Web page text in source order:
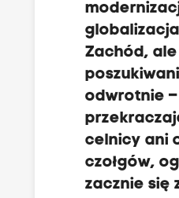
Zachód,
odwrotnie
celnicy ani
czołgów,
zacznie się